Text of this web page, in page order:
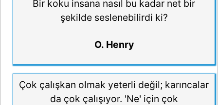
Bir koku insana nasıl bu kadar net bir
şekilde seslenebilirdi ki?
O. Henry
Çok çalışkan olmak yeterli değil; karıncalar
da çok çalışıyor. 'Ne' için çok